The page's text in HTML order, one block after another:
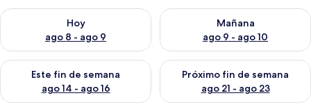
Hoy
ago 8 - ago 9
Consulta la disponibilidad para hoy ago 8 - ago 9
Mañana
ago 9 - ago 10
Consulta la disponibilidad
Este fin de semana
ago 14 - ago 16
Consulta la disponibilidad para este fin de semana ago 14 -
Próximo fin de semana
ago 21 - ago 23
Consulta la disponibilidad